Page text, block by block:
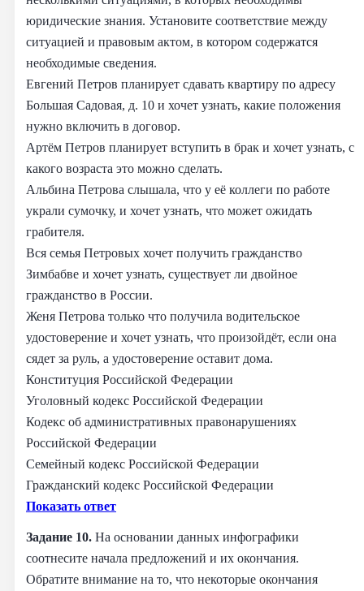
юридические знания. Установите соответствие между
ситуацией и правовым актом, в котором содержатся
необходимые сведения.
Евгений Петров планирует сдавать квартиру по адресу
Большая Садовая, д. 10 и хочет узнать, какие положения
нужно включить в договор.
Артём Петров планирует вступить в брак и хочет узнать, с
какого возраста это можно сделать.
Альбина Петрова слышала, что у её коллеги по работе
украли сумочку, и хочет узнать, что может ожидать
грабителя.
Вся семья Петровых хочет получить гражданство
Зимбабве и хочет узнать, существует ли двойное
гражданство в России.
Женя Петрова только что получила водительское
удостоверение и хочет узнать, что произойдёт, если она
сядет за руль, а удостоверение оставит дома.
Конституция Российской Федерации
Уголовный кодекс Российской Федерации
Кодекс об административных правонарушениях
Российской Федерации
Семейный кодекс Российской Федерации
Гражданский кодекс Российской Федерации
Показать ответ
Задание 10. На основании данных инфографики
соотнесите начала предложений и их окончания.
Обратите внимание на то, что некоторые окончания